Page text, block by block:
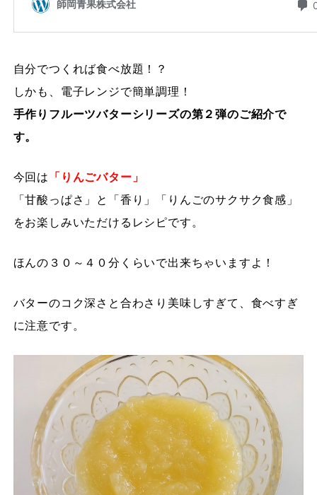
自分でつくれば食べ放題！？
しかも、電子レンジで簡単調理！
手作りフルーツバターシリーズの第２弾のご紹介で
す。
今回は
「りんごバター」
「甘酸っぱさ」と「香り」「りんごのサクサク食感」
をお楽しみいただけるレシピです。
ほんの３０～４０分くらいで出来ちゃいますよ！
バターのコク深さと合わさり美味しすぎて、食べすぎ
に注意です。